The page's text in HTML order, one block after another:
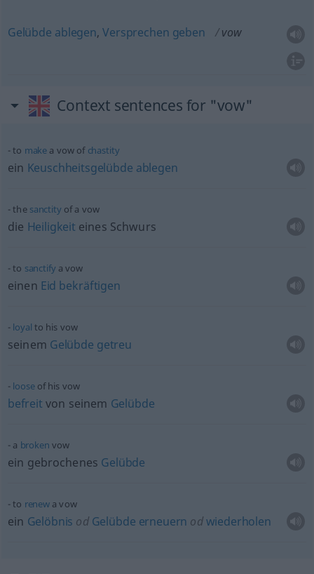
Gelübde ablegen,Versprechen geben vow
Context sentences for "vow"
to make a vow of chastity
ein Keuschheitsgelübde ablegen
the sanctityof a vow
die Heiligkeit eines Schwurs
to sanctifya vow
einen Eid bekräftigen
loyal to his vow
seinem Gelübde getreu
looseof his vow
befreit von seinem Gelübde
a broken vow
ein gebrochenes Gelübde
to renew a vow
ein Gelöbnis odGelübde erneuern odwiederholen